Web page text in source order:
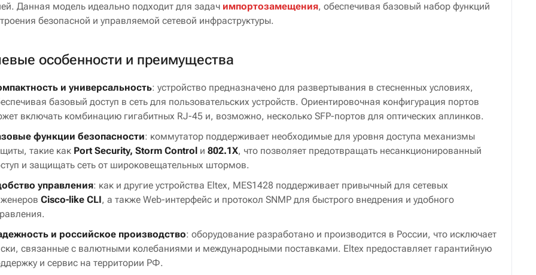
Данная модель идеально подходит для задач импортозамещения, обеспечивая базовый набор функций
безопасной и управляемой сетевой инфраструктуры.
особенности и преимущества
и универсальность: устройство предназначено для развертывания в стесненных условиях,
базовый доступ в сеть для пользовательских устройств. Ориентировочная конфигурация портов
включать комбинацию гигабитных RJ-45 и, возможно, несколько SFP-портов для оптических аплинков.
функции безопасности: коммутатор поддерживает необходимые для уровня доступа механизмы
такие как Port Security, Storm Control и802.1X, что позволяет предотвращать несанкционированный
и защищать сеть от широковещательных штормов.
управления: как и другие устройства Eltex, MES1428 поддерживает привычный для сетевых
Cisco-like CLI, а также Web-интерфейс и протокол SNMP для быстрого внедрения и удобного
и российское производство: оборудование разработано и производится в России, что исключает
связанные с валютными колебаниями и международными поставками. Eltex предоставляет гарантийную
и сервис на территории РФ.